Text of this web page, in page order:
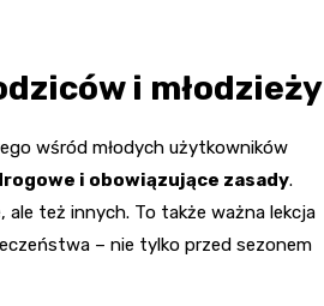
i młodzieży
wśród młodych użytkowników
i obowiązujące zasady.
ale też innych. To także ważna lekcja
– nie tylko przed sezonem